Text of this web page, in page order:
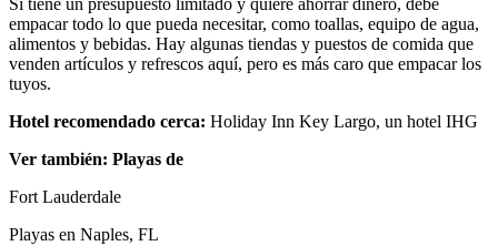
empacar todo lo que pueda necesitar, como toallas, equipo de agua,
alimentos y bebidas. Hay algunas tiendas y puestos de comida que
venden artículos y refrescos aquí, pero es más caro que empacar los
tuyos.
Hotel recomendado cerca: Holiday Inn Key Largo, un hotel IHG
Ver también: Playas de
Fort Lauderdale
Playas en Naples, FL